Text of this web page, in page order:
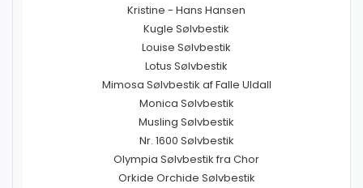
Kristine - Hans Hansen
Kugle Sølvbestik
Louise Sølvbestik
Lotus Sølvbestik
Mimosa Sølvbestik af Falle Uldall
Monica Sølvbestik
Musling Sølvbestik
Nr. 1600 Sølvbestik
Olympia Sølvbestik fra Chor
Orkide Orchide Sølvbestik